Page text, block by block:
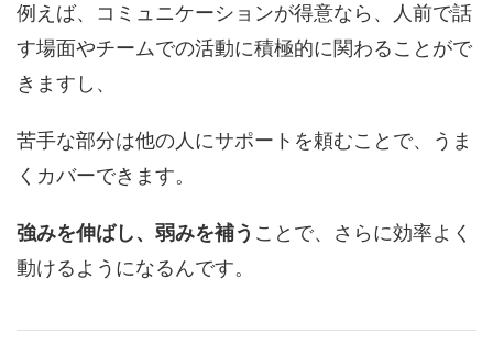
例えば、コミュニケーションが得意なら、人前で話
す場面やチームでの活動に積極的に関わることがで
きますし、
苦手な部分は他の人にサポートを頼むことで、うま
くカバーできます。
強みを伸ばし、弱みを補う ことで、さらに効率よく
動けるようになるんです。